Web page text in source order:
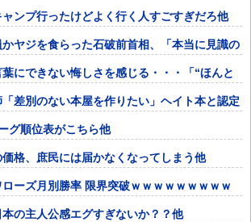
ンプ行ったけどよく行く人すごすぎだろ他
ヤジを食らった石破前首相、「本当に見識の
にできない悔しさを感じる・・・「“ほんと
「差別のない本屋を作りたい」ヘイト本と認定
グ順位表がこちら他
価格、庶民には届かなくなってしまう他
ーズ月別勝率 限界突破ｗｗｗｗｗｗｗｗｗ
の主人公感エグすぎないか？？他